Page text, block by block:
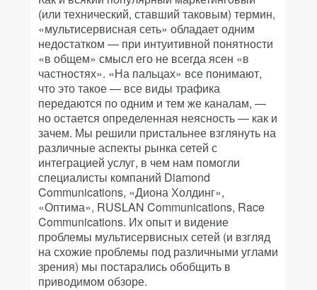
(или технический, ставший таковым) термин,
«мультисервисная сеть» обладает одним
недостатком — при интуитивной понятности
«в общем» смысл его не всегда ясен «в
частностях». «На пальцах» все понимают,
что это такое — все виды трафика
передаются по одним и тем же каналам, —
но остается определенная неясность — как и
зачем. Мы решили пристальнее взглянуть на
различные аспекты рынка сетей с
интеграцией услуг, в чем нам помогли
специалисты компаний Diamond
Communications, «Диона Холдинг»,
«Оптима», RUSLAN Communications, Race
Communications. Их опыт и видение
проблемы мультисервисных сетей (и взгляд
на схожие проблемы под различными углами
зрения) мы постарались обобщить в
приводимом обзоре.